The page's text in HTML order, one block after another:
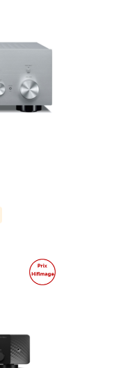
PROMOPRODUIT
EN
PROMOTION